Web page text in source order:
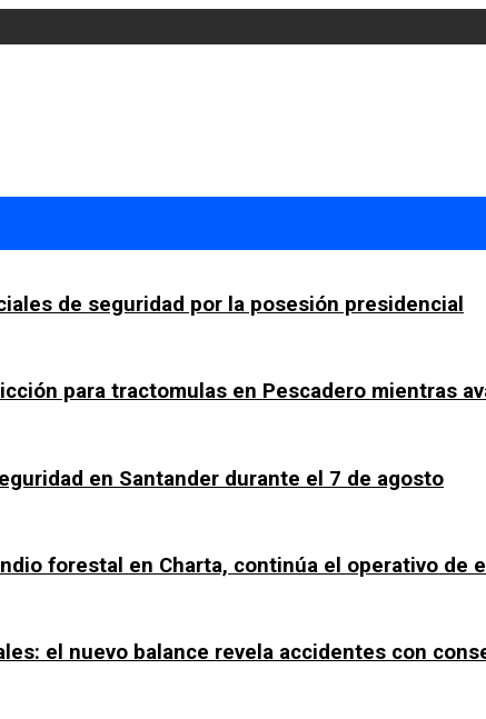
de seguridad por la posesión presidencial
para tractomulas en Pescadero mientras
en Santander durante el 7 de agosto
forestal en Charta, continúa el operativo de
el nuevo balance revela accidentes con